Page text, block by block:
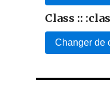
Class ::
Changer de